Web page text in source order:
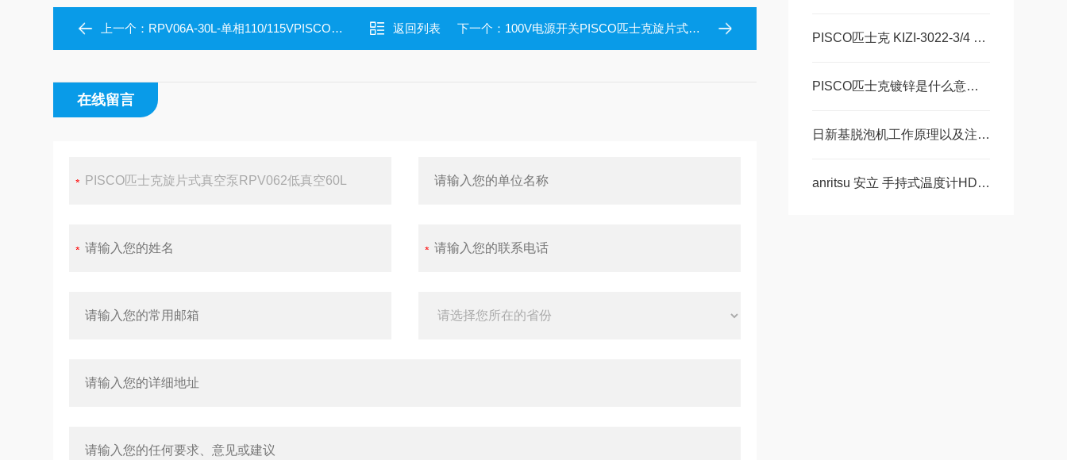
PISCO匹士克 KIZI-3022-3/4 电镀泵口阀组现货80 美萨全系列代理
PISCO匹士克镀锌是什么意思 美萨科技全系列代理
日新基脱泡机工作原理以及注意事项
anritsu 安立 手持式温度计HD-1200E / 1200K产品介绍
上一个： RPV06A-30L-单相110/115VPISCO匹士克旋片式真空泵 返回列表 下一个： 100V电源开关PISCO匹士克旋片式真空泵RPV062低真空60L
在线留言